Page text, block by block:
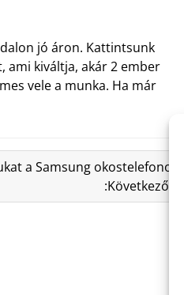
jó áron. Kattintsunk
kiváltja, akár 2 ember
vele a munka. Ha már
a Samsung okostelefonok
:Következő »